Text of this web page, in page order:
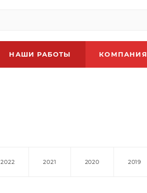
НАШИ РАБОТЫ КОМПАНИЯ
2022 2021 2020 2019